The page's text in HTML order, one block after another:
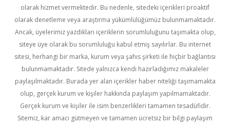
olarak hizmet vermektedir. Bu nedenle, sitedeki içerikleri proaktif
olarak denetleme veya araştırma yükümlülüğümüz bulunmamaktadır.
Ancak, üyelerimiz yazdıkları içeriklerin sorumluluğunu taşımakta olup,
siteye üye olarak bu sorumluluğu kabul etmiş sayılırlar. Bu internet
sitesi, herhangi bir marka, kurum veya şahıs şirketi ile hiçbir bağlantısı
bulunmamaktadır. Sitede yalnızca kendi hazırladığımız makaleler
paylaşılmaktadır. Burada yer alan içerikler haber niteliği taşımamakta
olup, gerçek kurum ve kişiler hakkında paylaşım yapılmamaktadır.
Gerçek kurum ve kişiler ile isim benzerlikleri tamamen tesadüfidir.
Sitemiz, kar amacı gütmeyen ve tamamen ücretsiz bir bilgi paylaşım